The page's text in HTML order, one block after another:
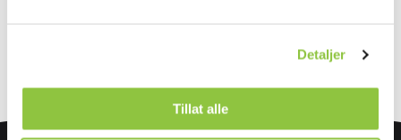
Detaljer
Tillat alle